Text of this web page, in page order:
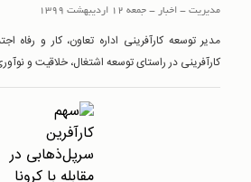
مدیریت-اخبار -جمعه 12 اردیبهشت 1399
کارآفرینی در راستای توسعه اشتغال، خلاقیت و